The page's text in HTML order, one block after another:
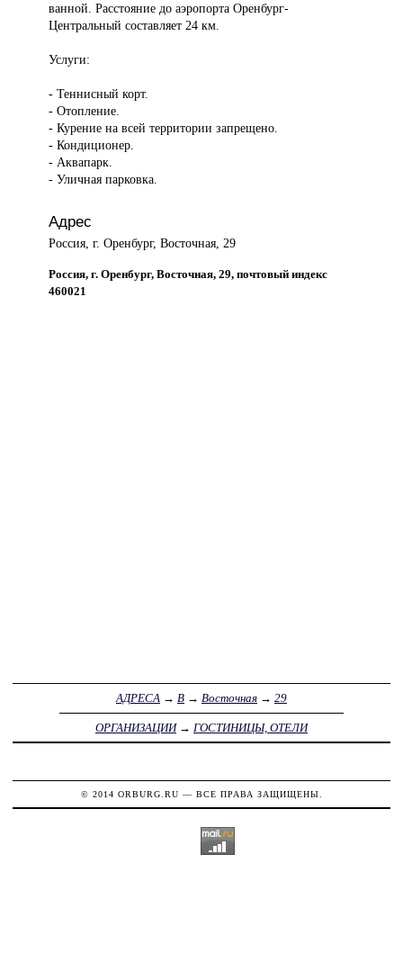
ванной. Расстояние до аэропорта Оренбург-
Центральный составляет 24 км.
Услуги:
- Теннисный корт.
- Отопление.
- Курение на всей территории запрещено.
- Кондиционер.
- Аквапарк.
- Уличная парковка.
Адрес
Россия, г. Оренбург, Восточная, 29
Россия, г. Оренбург, Восточная, 29, почтовый индекс
460021
АДРЕСА → В → Восточная → 29
ОРГАНИЗАЦИИ→ ГОСТИНИЦЫ, ОТЕЛИ
© 2014 ORBURG.RU — ВСЕ ПРАВА ЗАЩИЩЕНЫ.